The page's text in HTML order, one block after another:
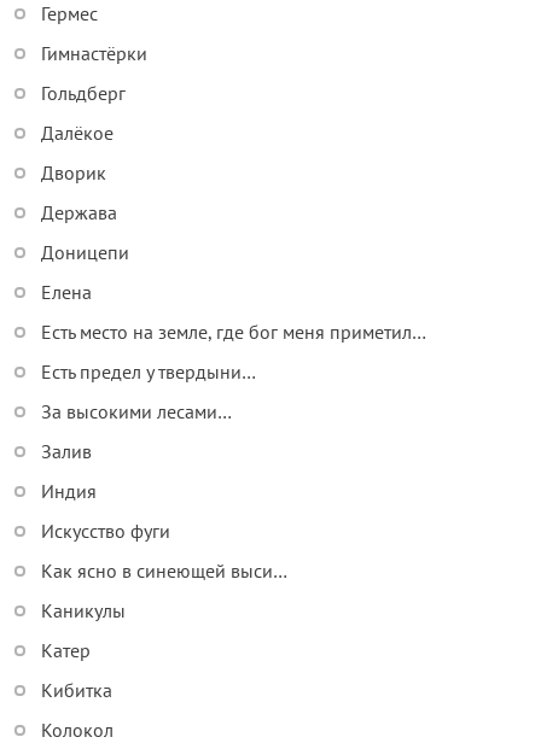
Гермес
Гимнастёрки
Гольдберг
Далёкое
Дворик
Держава
Доницепи
Елена
Есть место на земле, где бог меня приметил…
Есть предел у твердыни…
За высокими лесами…
Залив
Индия
Искусство фуги
Как ясно в синеющей выси…
Каникулы
Катер
Кибитка
Колокол